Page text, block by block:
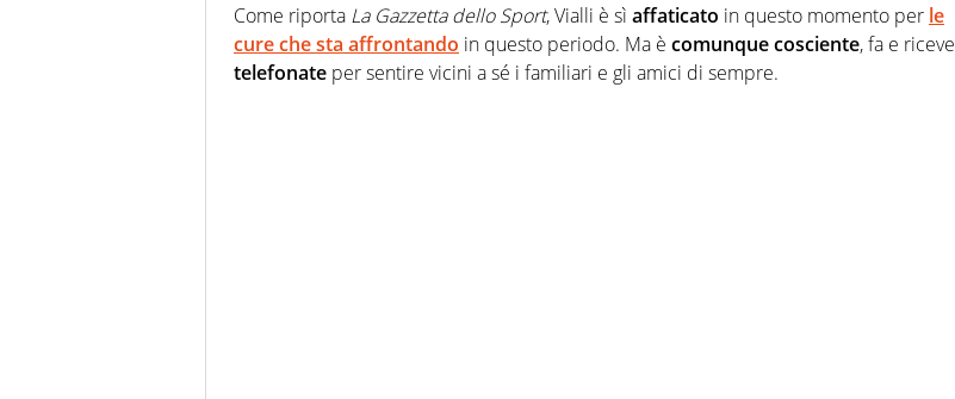
Come riporta La Gazzetta dello Sport, Vialli è sì affaticato in questo momento per le
cure che sta affrontando in questo periodo. Ma è comunque cosciente, fa e riceve
telefonate per sentire vicini a sé i familiari e gli amici di sempre.